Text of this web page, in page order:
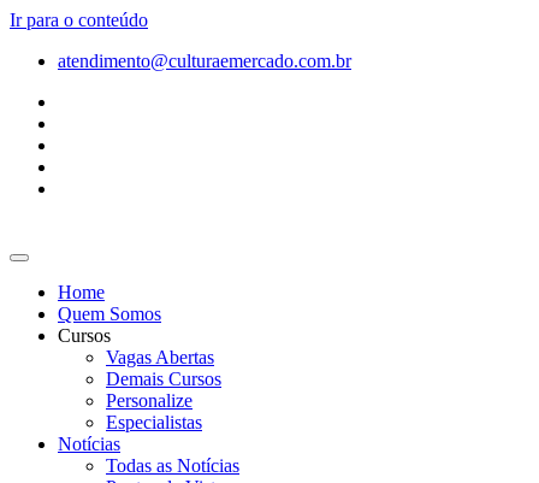
Ir para o conteúdo
atendimento@culturaemercado.com.br
Home
Quem Somos
Cursos
Vagas Abertas
Demais Cursos
Personalize
Especialistas
Notícias
Todas as Notícias